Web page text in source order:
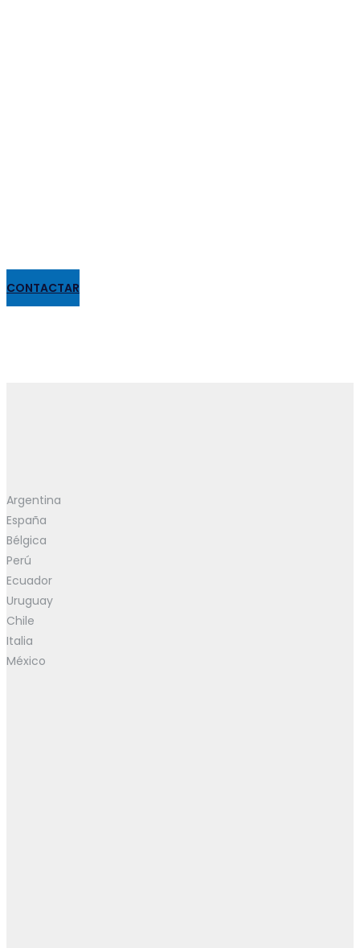
CONTACTAR
Argentina
España
Bélgica
Perú
Ecuador
Uruguay
Chile
Italia
México